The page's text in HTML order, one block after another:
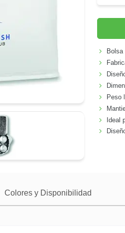
Peso
Ideal
Colores y Disponibilidad